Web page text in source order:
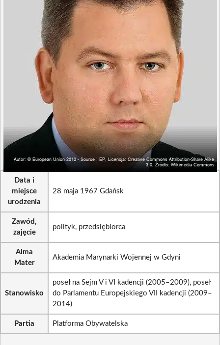
Data i
miejsce
urodzenia
28 maja 1967 Gdańsk
Zawód,
zajęcie
polityk, przedsiębiorca
Alma
Mater
Akademia Marynarki Wojennej w Gdyni
Stanowisko
poseł na Sejm V i VI kadencji (2005–2009), poseł
do Parlamentu Europejskiego VII kadencji (2009–
2014)
Partia Platforma Obywatelska